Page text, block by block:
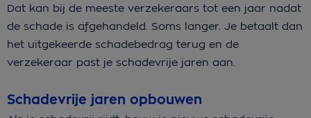
Dat kan bij de meeste verzekeraars tot een jaar nadat
de schade is afgehandeld. Soms langer. Je betaalt dan
het uitgekeerde schadebedrag terug en de
verzekeraar past je schadevrije jaren aan.
Schadevrije jaren opbouwen